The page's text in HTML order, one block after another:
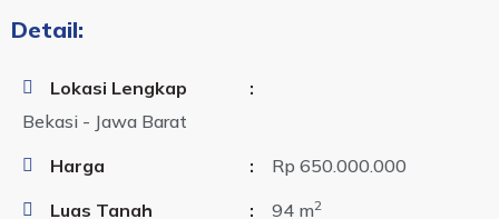
Detail:
Lokasi Lengkap
:
Bekasi - Jawa Barat
Harga
:
Rp 650.000.000
Luas Tanah
: 94 m2